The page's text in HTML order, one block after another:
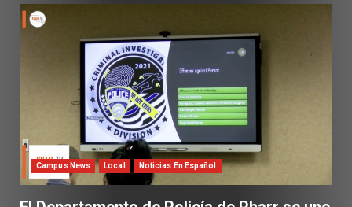
Campus News Local Noticias En Español